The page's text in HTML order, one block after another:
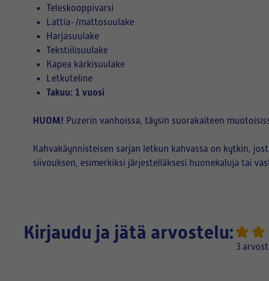
Teleskooppivarsi
Lattia-/mattosuulake
Harjasuulake
Tekstiilisuulake
Kapea kärkisuulake
Letkuteline
Takuu: 1 vuosi
HUOM! Puzerin vanhoissa, täysin suorakaiteen
Kahvakäynnisteisen sarjan letkun kahvassa on kytkin,
siivouksen, esimerkiksi järjestelläksesi huonekaluja tai
Kirjaudu ja jätä arvostelu:
3